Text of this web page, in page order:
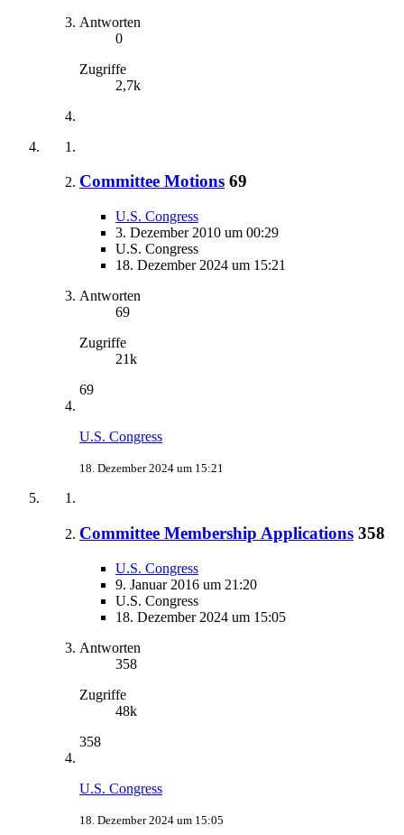
Antworten
0
Zugriffe
2,7k
Committee Motions 69
U.S. Congress
3. Dezember 2010 um 00:29
U.S. Congress
18. Dezember 2024 um 15:21
Antworten
69
Zugriffe
21k
69
U.S. Congress
18. Dezember 2024 um 15:21
Committee Membership Applications 358
U.S. Congress
9. Januar 2016 um 21:20
U.S. Congress
18. Dezember 2024 um 15:05
Antworten
358
Zugriffe
48k
358
U.S. Congress
18. Dezember 2024 um 15:05